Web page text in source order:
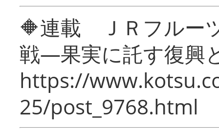
🔶連載 ＪＲフルー
戦―果実に託す復興
https://
25/post_9768.html